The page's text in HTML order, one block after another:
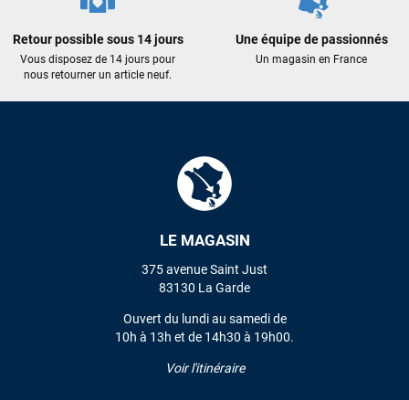
Retour possible sous 14 jours
Vous disposez de 14 jours pour
nous retourner un article neuf.
Une équipe de passionnés
Un magasin en France
LE MAGASIN
375 avenue Saint Just
83130 La Garde
Ouvert du lundi au samedi de
10h à 13h et de 14h30 à 19h00.
Voir l'itinéraire
m'ont trouvé une pépite à laquelle je n'aurais jamais pensé !
encore pour cette severne dyno !
Maronui RICHMOND
il y a 3 mois
VOIR TOUS LES AVIS
LAISSER UN AVIS